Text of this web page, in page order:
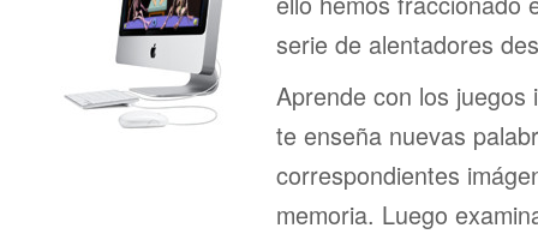
serie de alentadores
Aprende con los juegos
te enseña nuevas
correspondientes
memoria. Luego